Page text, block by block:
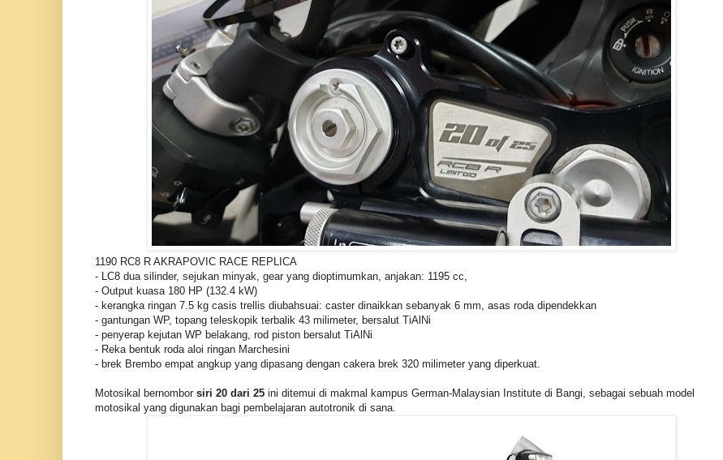
1190 RC8 R AKRAPOVIC RACE REPLICA
- LC8 dua silinder, sejukan minyak, gear yang dioptimumkan, anjakan: 1195 cc,
- Output kuasa 180 HP (132.4 kW)
- kerangka ringan 7.5 kg casis trellis diubahsuai: caster dinaikkan sebanyak 6 mm, asas roda dipendekkan
- gantungan WP, topang teleskopik terbalik 43 milimeter, bersalut TiAlNi
- penyerap kejutan WP belakang, rod piston bersalut TiAlNi
- Reka bentuk roda aloi ringan Marchesini
- brek Brembo empat angkup yang dipasang dengan cakera brek 320 milimeter yang diperkuat.
Motosikal bernombor siri 20 dari 25 ini ditemui di makmal kampus German-Malaysian Institute di Bangi, sebagai sebuah model
motosikal yang digunakan bagi pembelajaran autotronik di sana.